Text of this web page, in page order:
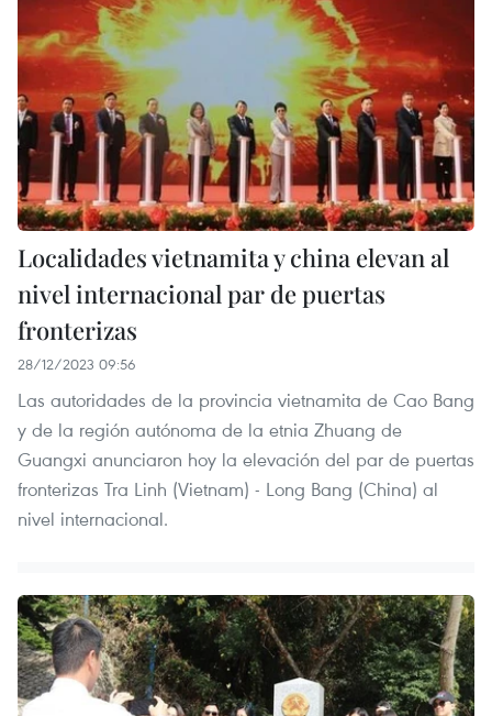
Localidades vietnamita y china elevan al
nivel internacional par de puertas
fronterizas
28/12/2023 09:56
Las autoridades de la provincia vietnamita de Cao Bang
y de la región autónoma de la etnia Zhuang de
Guangxi anunciaron hoy la elevación del par de puertas
fronterizas Tra Linh (Vietnam) - Long Bang (China) al
nivel internacional.